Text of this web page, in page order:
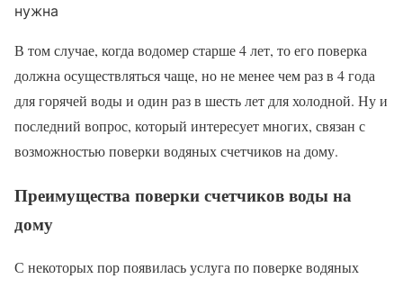
нужна
В том случае, когда водомер старше 4 лет, то его поверка
должна осуществляться чаще, но не менее чем раз в 4 года
для горячей воды и один раз в шесть лет для холодной. Ну и
последний вопрос, который интересует многих, связан с
возможностью поверки водяных счетчиков на дому.
Преимущества поверки счетчиков воды на
дому
С некоторых пор появилась услуга по поверке водяных